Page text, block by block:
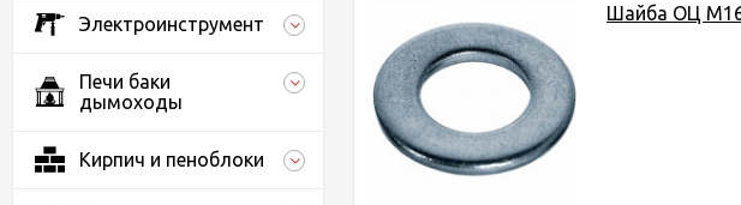
Электроинструмент
Печи баки
дымоходы
Кирпич и пеноблоки
Шайба ОЦ М16